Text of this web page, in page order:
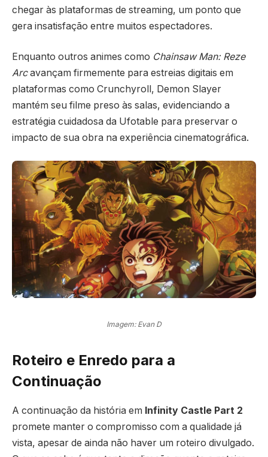
chegar às plataformas de streaming, um ponto que
gera insatisfação entre muitos espectadores.
Enquanto outros animes como Chainsaw Man: Reze
Arcavançam firmemente para estreias digitais em
plataformas como Crunchyroll, Demon Slayer
mantém seu filme preso às salas, evidenciando a
estratégia cuidadosa da Ufotable para preservar o
impacto de sua obra na experiência cinematográfica.
Imagem: Evan D
Roteiro e Enredo para a
Continuação
A continuação da história em Infinity Castle Part 2
promete manter o compromisso com a qualidade já
vista, apesar de ainda não haver um roteiro divulgado.